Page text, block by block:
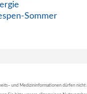
Sommer
und Medizininformationen dürfen nicht